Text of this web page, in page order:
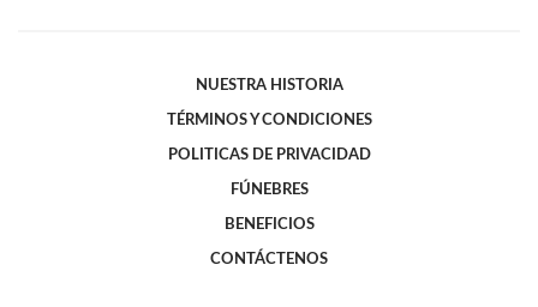
NUESTRA HISTORIA
TÉRMINOS Y CONDICIONES
POLITICAS DE PRIVACIDAD
FÚNEBRES
BENEFICIOS
CONTÁCTENOS